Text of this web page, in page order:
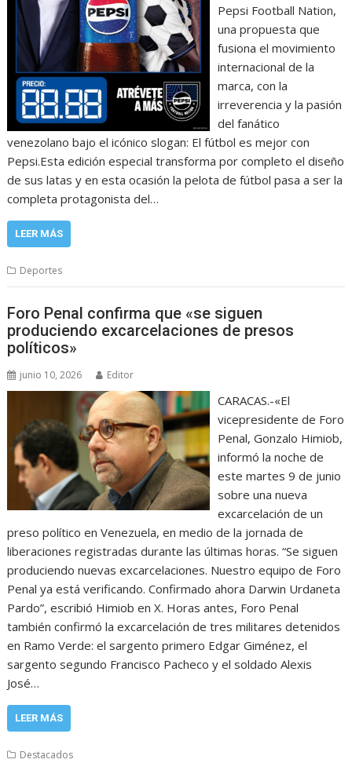
Pepsi Football Nation,
una propuesta que
fusiona el movimiento
internacional de la
marca, con la
irreverencia y la pasión
del fanático
venezolano bajo el icónico slogan: El fútbol es mejor con
Pepsi.Esta edición especial transforma por completo el diseño
de sus latas y en esta ocasión la pelota de fútbol pasa a ser la
completa protagonista del…
LEER MÁS
Deportes
Foro Penal confirma que «se siguen
produciendo excarcelaciones de presos
políticos»
junio 10, 2026 Editor
CARACAS.-«El
vicepresidente de Foro
Penal, Gonzalo Himiob,
informó la noche de
este martes 9 de junio
sobre una nueva
excarcelación de un
preso político en Venezuela, en medio de la jornada de
liberaciones registradas durante las últimas horas. “Se siguen
produciendo nuevas excarcelaciones. Nuestro equipo de Foro
Penal ya está verificando. Confirmado ahora Darwin Urdaneta
Pardo”, escribió Himiob en X. Horas antes, Foro Penal
también confirmó la excarcelación de tres militares detenidos
en Ramo Verde: el sargento primero Edgar Giménez, el
sargento segundo Francisco Pacheco y el soldado Alexis
José…
LEER MÁS
Destacados